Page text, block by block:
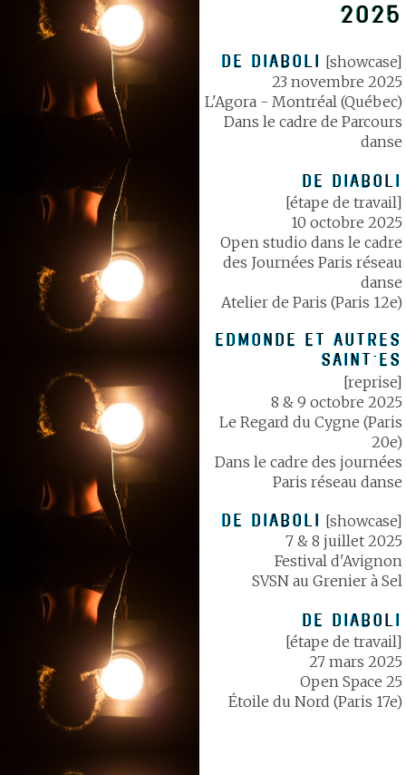
2025
DE DIABOLI
[showcase]
23 novembre 2025
L'Agora - Montréal (Québec)
Dans le cadre de Parcours
danse
DE DIABOLI
[étape de travail]
10 octobre 2025
Open studio dans le cadre
des Journées Paris réseau
danse
Atelier de Paris (Paris 12e)
EDMONDE ET AUTRES
SAINT·ES
[reprise]
8 & 9 octobre 2025
Le Regard du Cygne (Paris
20e)
Dans le cadre des journées
Paris réseau danse
DE DIABOLI
[showcase]
7 & 8 juillet 2025
Festival d'Avignon
SVSN au Grenier à Sel
DE DIABOLI
[étape de travail]
27 mars 2025
Open Space 25
Étoile du Nord (Paris 17e)